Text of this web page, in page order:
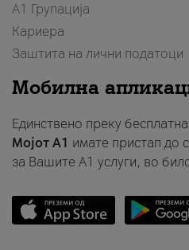
А1 Групација
Кариера
Заштита на лични податоци
Мобилна
Единствено преку
Мојот A1 имате пристап до
за Вашите A1 услуги, во